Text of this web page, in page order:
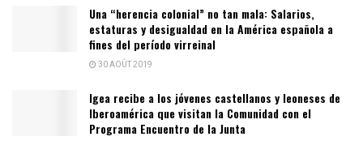
Una “herencia colonial” no tan mala: Salarios,
estaturas y desigualdad en la América española a
fines del período virreinal
30 AOÛT 2019
Igea recibe a los jóvenes castellanos y leoneses de
Iberoamérica que visitan la Comunidad con el
Programa Encuentro de la Junta